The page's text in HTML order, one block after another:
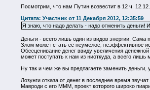
Посмотрим, что нам Путин возвестит в 12 ч.
Цитата: Участник от 11 Декабря 2012, 12:35:59
Я знаю, что надо делать - надо отменить деньги!
Деньги - всего лишь один из видов энергии. Сама
Злом может стать её неумелое, неэффективное
Обесценивание денег ввиду увеличения
может поступать к нам из ниоткуда, а всего
Ну так и чем же вы предлагаете заменить
Лозунги отказа от денег в последнее время
Мавроди с его МММ, проект которого широко